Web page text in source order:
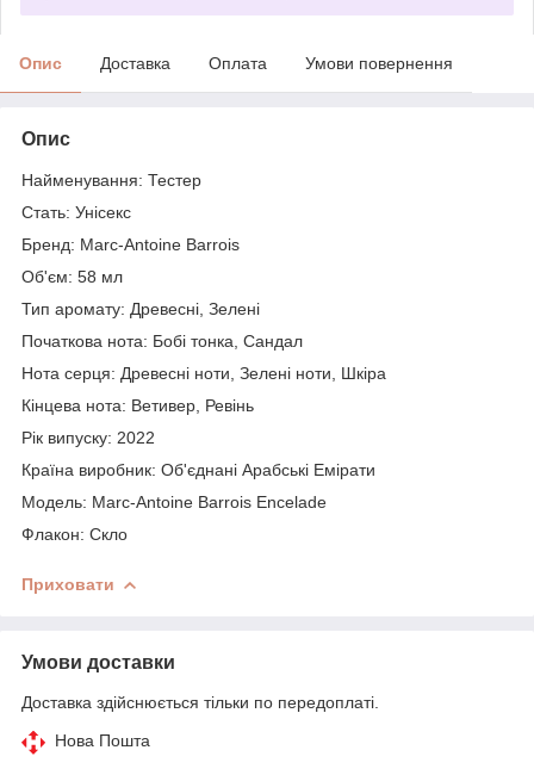
Опис Доставка Оплата Умови повернення
Опис
Найменування: Тестер
Стать: Унісекс
Бренд: Marc-Antoine Barrois
Об'єм: 58 мл
Тип аромату: Древесні, Зелені
Початкова нота: Бобі тонка, Сандал
Нота серця: Древесні ноти, Зелені ноти, Шкіра
Кінцева нота: Ветивер, Ревінь
Рік випуску: 2022
Країна виробник: Об'єднані Арабські Емірати
Модель: Marc-Antoine Barrois Encelade
Флакон: Скло
Приховати
Умови доставки
Доставка здійснюється тільки по передоплаті.
Нова Пошта